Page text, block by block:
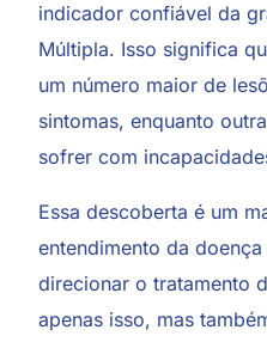
indicador confiável da
Múltipla. Isso significa
um número maior de
sintomas, enquanto
sofrer com
Essa descoberta é um
entendimento da
direcionar o tratamento
apenas isso, mas